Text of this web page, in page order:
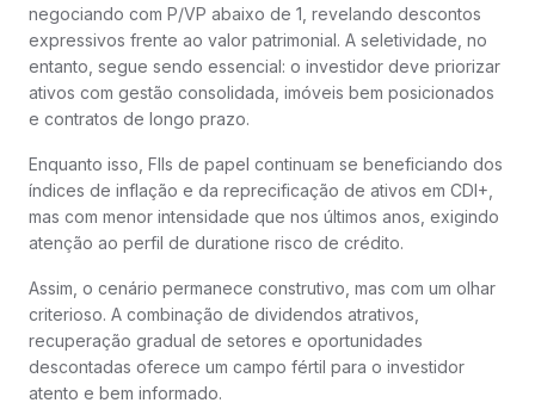
negociando com P/VP abaixo de 1, revelando descontos
expressivos frente ao valor patrimonial. A seletividade, no
entanto, segue sendo essencial: o investidor deve priorizar
ativos com gestão consolidada, imóveis bem posicionados
e contratos de longo prazo.
Enquanto isso, FIIs de papel continuam se beneficiando dos
índices de inflação e da reprecificação de ativos em CDI+,
mas com menor intensidade que nos últimos anos, exigindo
atenção ao perfil de duratione risco de crédito.
Assim, o cenário permanece construtivo, mas com um olhar
criterioso. A combinação de dividendos atrativos,
recuperação gradual de setores e oportunidades
descontadas oferece um campo fértil para o investidor
atento e bem informado.